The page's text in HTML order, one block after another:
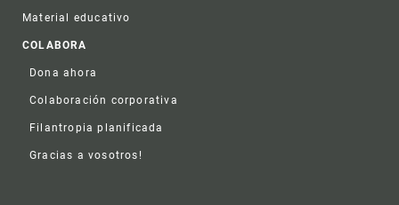
Material educativo
COLABORA
Dona ahora
Colaboración corporativa
Filantropia planificada
Gracias a vosotros!